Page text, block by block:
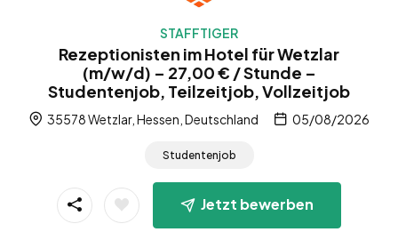
STAFFTIGER
Rezeptionisten im Hotel für Wetzlar
(m/w/d) – 27,00 € / Stunde –
Studentenjob, Teilzeitjob, Vollzeitjob
35578 Wetzlar, Hessen, Deutschland 05/08/2026
Studentenjob
Jetzt bewerben